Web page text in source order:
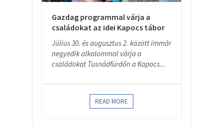
Gazdag programmal várja a
családokat az idei Kapocs tábor
Július 30. és augusztus 2. között immár
negyedik alkalommal várja a
családokat Tusnádfürdőn a Kapocs...
READ MORE